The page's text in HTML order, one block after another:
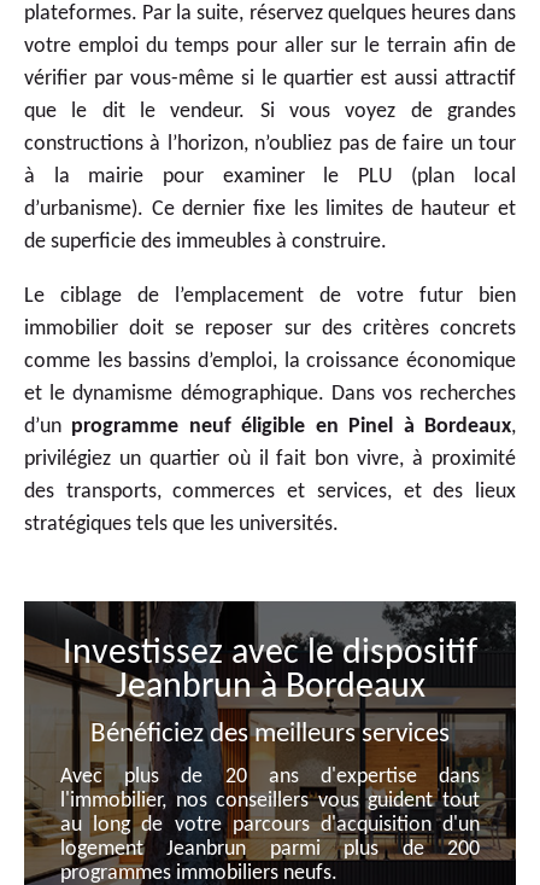
plateformes. Par la suite, réservez quelques heures dans
votre emploi du temps pour aller sur le terrain afin de
vérifier par vous-même si le quartier est aussi attractif
que le dit le vendeur. Si vous voyez de grandes
constructions à l’horizon, n’oubliez pas de faire un tour
à la mairie pour examiner le PLU (plan local
d’urbanisme). Ce dernier fixe les limites de hauteur et
de superficie des immeubles à construire.
Le ciblage de l’emplacement de votre futur bien
immobilier doit se reposer sur des critères concrets
comme les bassins d’emploi, la croissance économique
et le dynamisme démographique. Dans vos recherches
d’un programme neuf éligible en Pinel à Bordeaux,
privilégiez un quartier où il fait bon vivre, à proximité
des transports, commerces et services, et des lieux
stratégiques tels que les universités.
Investissez avec le dispositif
Jeanbrun à Bordeaux
Bénéficiez des meilleurs services
Avec plus de 20 ans d'expertise dans
l'immobilier, nos conseillers vous guident tout
au long de votre parcours d'acquisition d'un
logement Jeanbrun parmi plus de 200
programmes immobiliers neufs.